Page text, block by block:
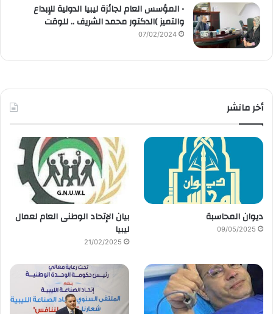
• المؤسس العام لجائزة ليبيا الدولية للإبداع
والتميز )الدكتور محمد الشريف .. للوقت
07/02/2024
أخر مانشر
ديوان المحاسبة
09/05/2025
بيان الإتحاد الوطنى العام لعمال
ليبيا
21/02/2025